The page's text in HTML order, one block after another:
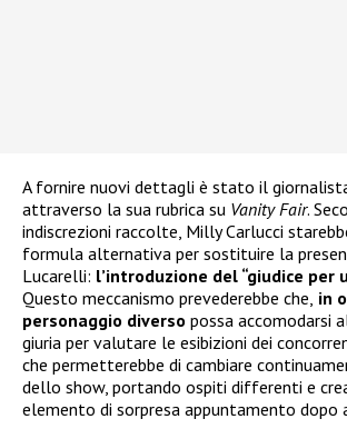
A fornire nuovi dettagli è stato il
attraverso la sua rubrica su Vanity Fair.
indiscrezioni raccolte, Milly Carlucci
formula alternativa per sostituire la
Lucarelli: l’introduzione del “giudice per
Questo meccanismo prevederebbe che, in
personaggio diverso possa accomodarsi
giuria per valutare le esibizioni dei
che permetterebbe di cambiare
dello show, portando ospiti differenti e
elemento di sorpresa appuntamento dopo